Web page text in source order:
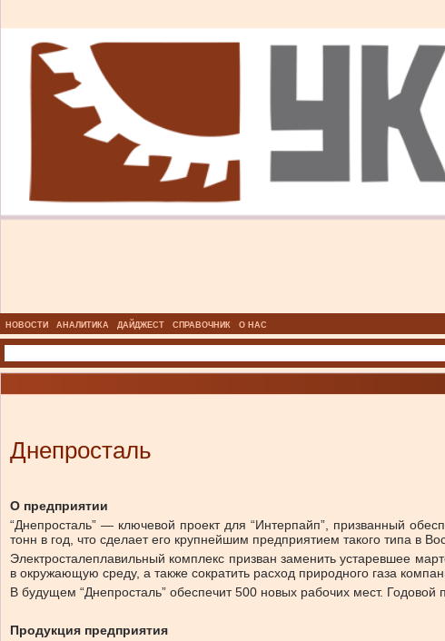
НОВОСТИ АНАЛИТИКА ДАЙДЖЕСТ СПРАВОЧНИК О НАС
Днепросталь
О предприятии
“Днепросталь” — ключевой проект для “Интерпайп”, призванный
тонн в год, что сделает его крупнейшим предприятием такого типа в
Электросталеплавильный комплекс призван заменить устаревшее
в окружающую среду, а также сократить расход природного газа
В будущем “Днепросталь” обеспечит 500 новых рабочих мест.
Продукция предприятия